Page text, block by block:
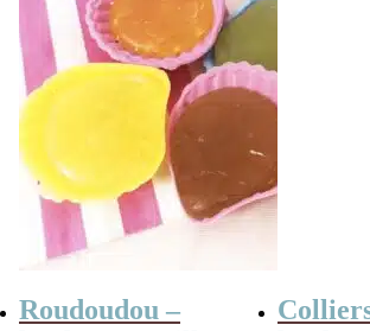
Roudoudou –